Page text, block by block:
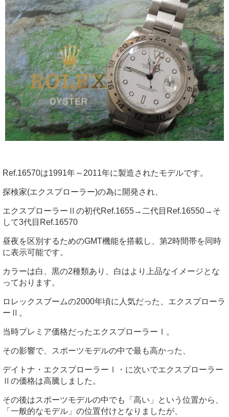
Ref.16570は1991年～2011年に製造されたモデルです。
探検家(エクスプローラー)の為に開発され、
エクスプローラーⅡの初代Ref.1655→二代目Ref.16550→そ
して3代目Ref.16570
昼夜を区別するためのGMT機能を搭載し、第2時間帯を同時
に表示可能です。
カラーは白、黒の2種類あり、白はより上品なイメージとな
っております。
ロレックスブームの2000年頃に人気だった、エクスプローラ
ーⅡ。
当時プレミア価格だったエクスプローラーⅠ。
その影響で、スポーツモデルの中で最も高かった、
デイトナ・エクスプローラーⅠ・に次いでエクスプローラー
Ⅱの価格は高騰しました。
その後はスポーツモデルの中でも「高い」という位置から、
「一般的なモデル」の位置付けとなりましたが、